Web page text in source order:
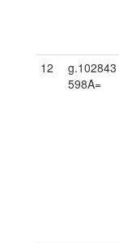
12
g.102843
598A=